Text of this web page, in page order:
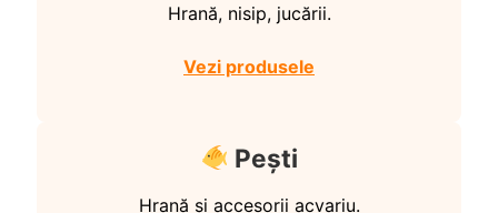
Hrană, nisip, jucării.
Vezi produsele
Pești
Hrană și accesorii acvariu.